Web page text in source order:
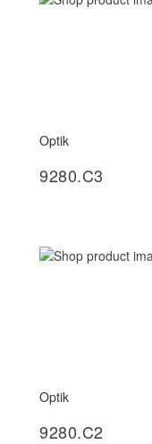
Optik
9280.C3
Optik
9280.C2